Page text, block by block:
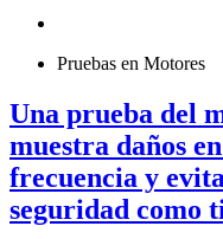
Pruebas en Motores
Una prueba del
muestra daños
frecuencia y
seguridad como